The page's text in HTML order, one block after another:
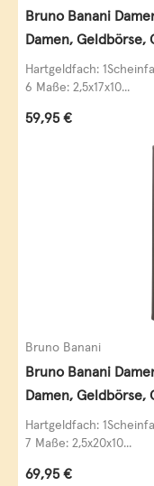
Bruno Banani
Damen,
Leder
Hartgeldfach:
6 Maße: 2,5x17x10...
Regulärer Preis:
59,95 €
Bruno Banani
Bruno Banani
Damen,
Leder
Hartgeldfach:
7 Maße: 2,5x20x10...
Regulärer Preis:
69,95 €